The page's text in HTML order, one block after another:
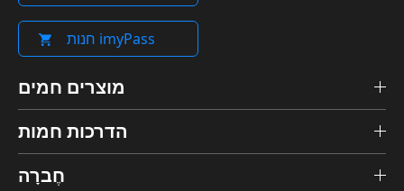
חנות imyPass
מוצרים חמים
הדרכות חמות
חֶברָה